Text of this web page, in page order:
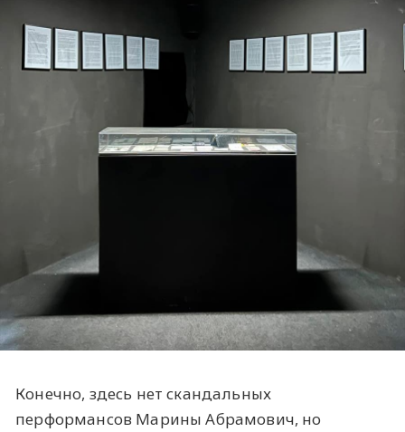
Конечно, здесь нет скандальных
перформансов Марины Абрамович, но